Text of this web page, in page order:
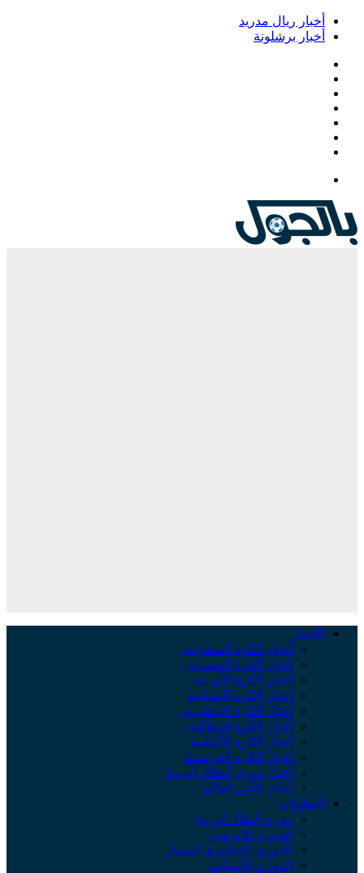
أخبار ريال مدريد
أخبار برشلونة
الأخبار
أخبار الكرة السعودية
أخبار الكرة المصرية
أخبار الكرة الأردنية
أخبار الكرة الإسبانية
أخبار الكرة الإنجليزية
أخبار الكرة الإيطالية
أخبار الكرة الألمانية
أخبار الكرة الفرنسية
أخبار دوري أبطال أوروبا
أخبار كأس العالم
البطولات
دوري أبطال أوروبا
الدوري الأوروبي
الدوري الإنجليزي الممتاز
الدوري الإسباني